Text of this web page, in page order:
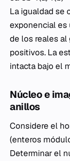
La igualdad se
exponencial
de los reales
positivos. La
intacta bajo el
Núcleo e
anillos
Considere el
(enteros
Determinar el